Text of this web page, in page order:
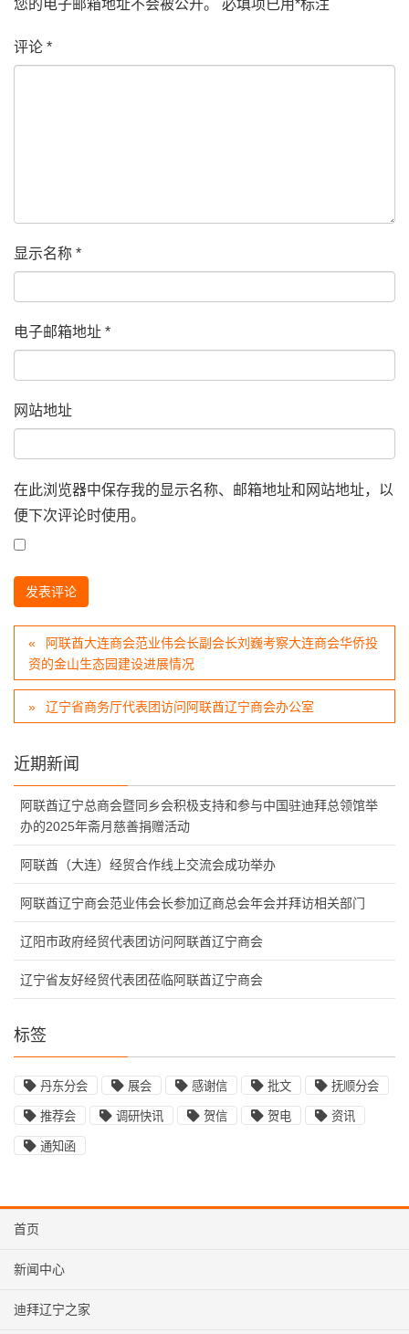
您的电子邮箱地址不会被公开。 必填项已用*标注
评论 *
显示名称 *
电子邮箱地址 *
网站地址
在此浏览器中保存我的显示名称、邮箱地址和网站地址，以
便下次评论时使用。
阿联酋大连商会范业伟会长副会长刘巍考察大连商会华侨投
资的金山生态园建设进展情况
辽宁省商务厅代表团访问阿联酋辽宁商会办公室
近期新闻
阿联酋辽宁总商会暨同乡会积极支持和参与中国驻迪拜总领馆举
办的2025年斋月慈善捐赠活动
阿联酋（大连）经贸合作线上交流会成功举办
阿联酋辽宁商会范业伟会长参加辽商总会年会并拜访相关部门
辽阳市政府经贸代表团访问阿联酋辽宁商会
辽宁省友好经贸代表团莅临阿联酋辽宁商会
标签
丹东分会 展会 感谢信 批文 抚顺分会
推荐会 调研快讯 贺信 贺电 资讯
通知函
首页
新闻中心
迪拜辽宁之家